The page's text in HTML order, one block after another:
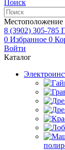
Поиск
Местоположение
8 (3902) 305-785
0 Избранное 0
Войти
Каталог